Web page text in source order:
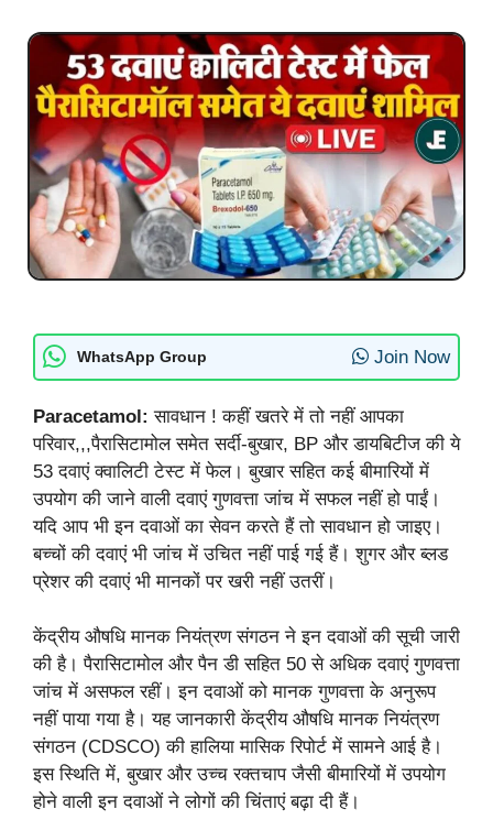
WhatsApp Group Join Now
Paracetamol:सावधान ! कहीं खतरे में तो नहीं आपका
परिवार,,,पैरासिटामोल समेत सर्दी-बुखार, BP और डायबिटीज की ये
53 दवाएं क्वालिटी टेस्ट में फेल। बुखार सहित कई बीमारियों में
उपयोग की जाने वाली दवाएं गुणवत्ता जांच में सफल नहीं हो पाईं।
यदि आप भी इन दवाओं का सेवन करते हैं तो सावधान हो जाइए।
बच्चों की दवाएं भी जांच में उचित नहीं पाई गई हैं। शुगर और ब्लड
प्रेशर की दवाएं भी मानकों पर खरी नहीं उतरीं।
केंद्रीय औषधि मानक नियंत्रण संगठन ने इन दवाओं की सूची जारी
की है। पैरासिटामोल और पैन डी सहित 50 से अधिक दवाएं गुणवत्ता
जांच में असफल रहीं। इन दवाओं को मानक गुणवत्ता के अनुरूप
नहीं पाया गया है। यह जानकारी केंद्रीय औषधि मानक नियंत्रण
संगठन (CDSCO) की हालिया मासिक रिपोर्ट में सामने आई है।
इस स्थिति में, बुखार और उच्च रक्तचाप जैसी बीमारियों में उपयोग
होने वाली इन दवाओं ने लोगों की चिंताएं बढ़ा दी हैं।